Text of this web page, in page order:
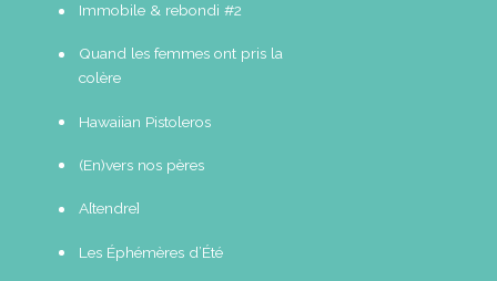
Immobile & rebondi #2
Quand les femmes ont pris la
colère
Hawaiian Pistoleros
(En)vers nos pères
A[tendre]
Les Éphémères d’Été